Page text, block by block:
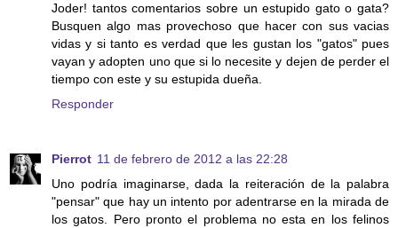
Joder! tantos comentarios sobre un estupido gato o gata?
Busquen algo mas provechoso que hacer con sus vacias
vidas y si tanto es verdad que les gustan los "gatos" pues
vayan y adopten uno que si lo necesite y dejen de perder el
tiempo con este y su estupida dueña.
Responder
Pierrot 11 de febrero de 2012 a las 22:28
Uno podría imaginarse, dada la reiteración de la palabra
"pensar" que hay un intento por adentrarse en la mirada de
los gatos. Pero pronto el problema no esta en los felinos